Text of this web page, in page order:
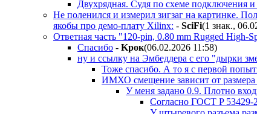
Двухрядная. Судя по схеме подключения
Не поленился и измерил зигзаг на картинке.
якобы про демо-плату Xilinx: - SciFi(1 знак.,
Ответная часть "120-pin, 0.80 mm Rugged
Спасибо - Kpoк(06.02.2026 11:58)
ну и ссылку на Эмбеддера с его "дырки
Тоже спасибо. А то я с первой
ИМХО смещение зависит от размера
У меня задано 0.9. Плотно
Согласно ГOCT P 53429-